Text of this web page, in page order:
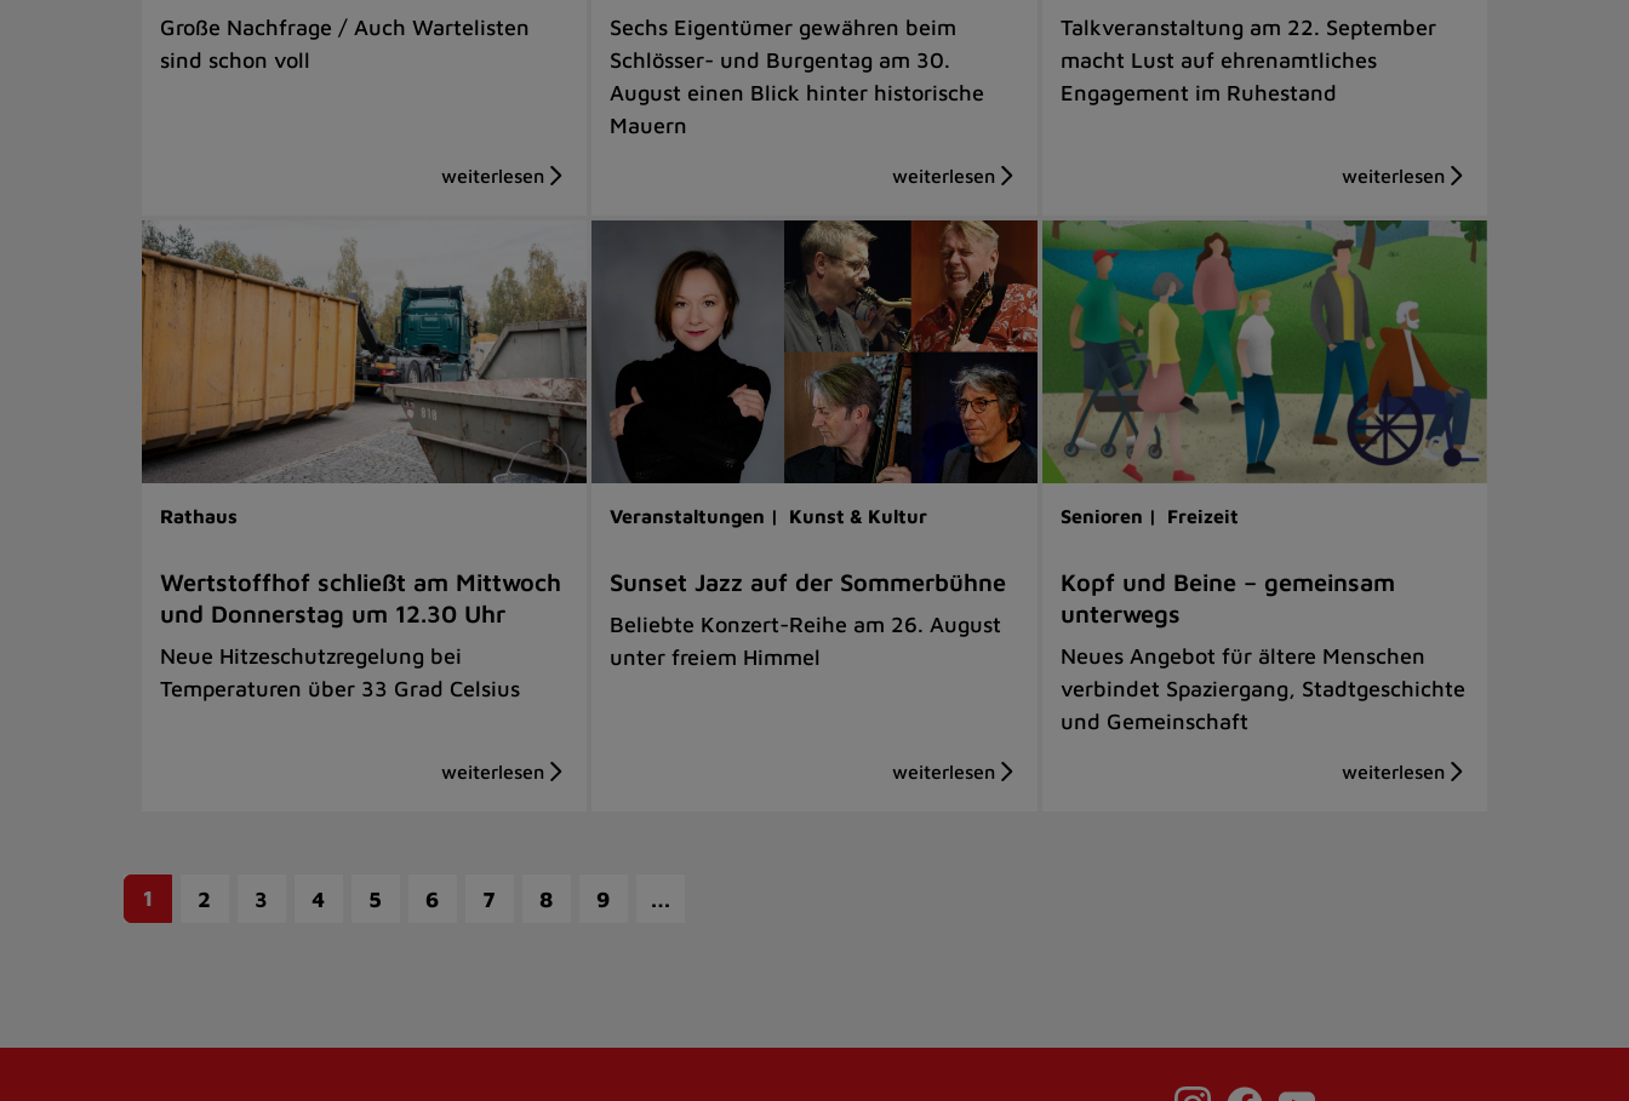
Große Nachfrage / Auch Wartelisten
sind schon voll
Sechs Eigentümer gewähren beim
Schlösser- und Burgentag am 30.
August einen Blick hinter historische
Mauern
Talkveranstaltung am 22. September
macht Lust auf ehrenamtliches
Engagement im Ruhestand
Rathaus
Wertstoffhof schließt am Mittwoch
und Donnerstag um 12.30 Uhr
Neue Hitzeschutzregelung bei
Temperaturen über 33 Grad Celsius
Veranstaltungen | Kunst & Kultur
Sunset Jazz auf der Sommerbühne
Beliebte Konzert-Reihe am 26. August
unter freiem Himmel
Senioren | Freizeit
Kopf und Beine – gemeinsam
unterwegs
Neues Angebot für ältere Menschen
verbindet Spaziergang, Stadtgeschichte
und Gemeinschaft
1 2 3 4 5 6 7 8 9 …